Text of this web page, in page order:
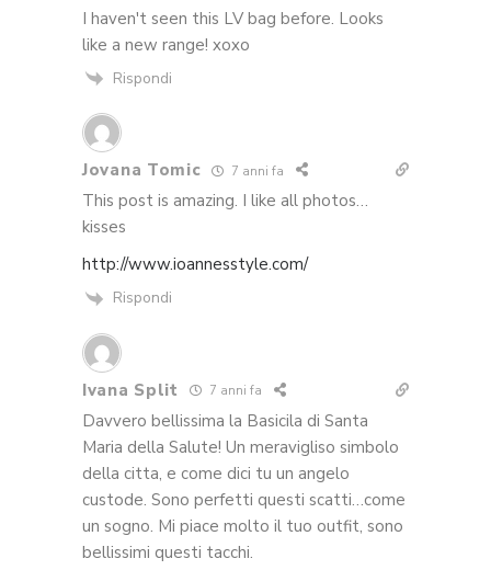
I haven't seen this LV bag before. Looks
like a new range! xoxo
Rispondi
Jovana Tomic 7 anni fa
This post is amazing. I like all photos…
kisses
http://www.ioannesstyle.com/
Rispondi
Ivana Split 7 anni fa
Davvero bellissima la Basicila di Santa
Maria della Salute! Un meravigliso simbolo
della citta, e come dici tu un angelo
custode. Sono perfetti questi scatti…come
un sogno. Mi piace molto il tuo outfit, sono
bellissimi questi tacchi.